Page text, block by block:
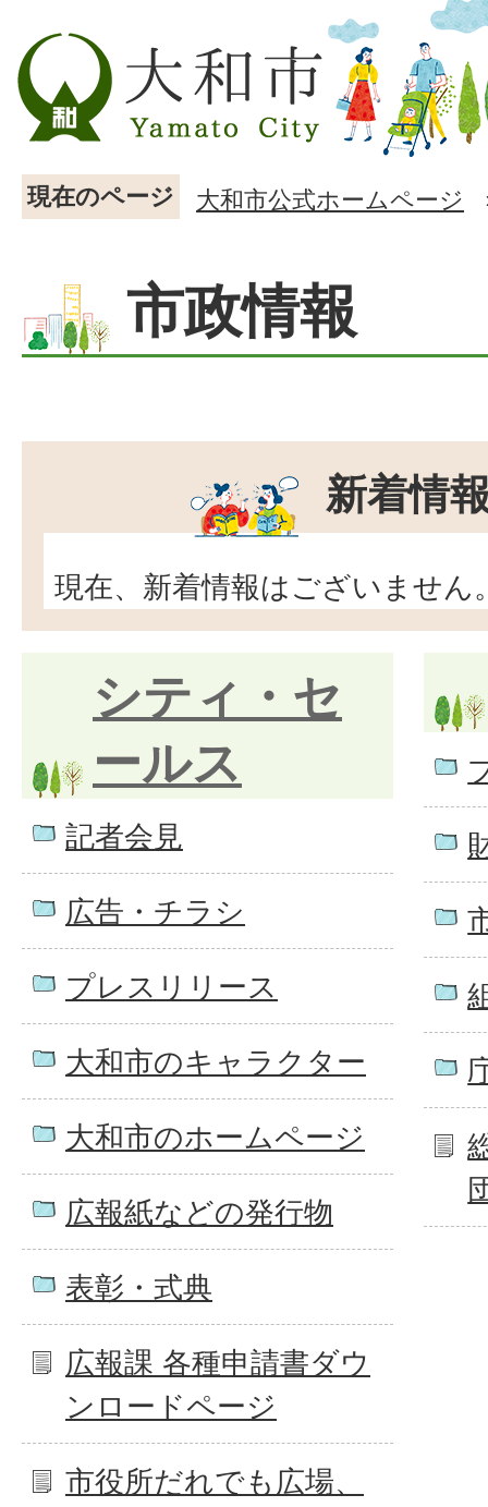
現在のページ 大和市公式ホームページ
市政情報
新着情
現在、新着情報はございません
シティ・セ
ールス
記者会見
広告・チラシ
プレスリリース
大和市のキャラクター
大和市のホームページ
広報紙などの発行物
表彰・式典
広報課 各種申請書ダウ
ンロードページ
市役所だれでも広場、